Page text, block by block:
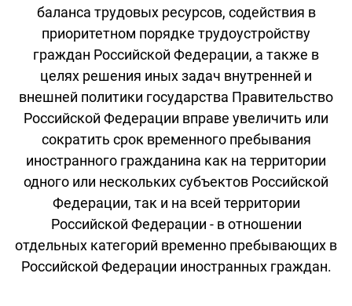
баланса трудовых ресурсов, содействия в
приоритетном порядке трудоустройству
граждан Российской Федерации, а также в
целях решения иных задач внутренней и
внешней политики государства Правительство
Российской Федерации вправе увеличить или
сократить срок временного пребывания
иностранного гражданина как на территории
одного или нескольких субъектов Российской
Федерации, так и на всей территории
Российской Федерации - в отношении
отдельных категорий временно пребывающих в
Российской Федерации иностранных граждан.